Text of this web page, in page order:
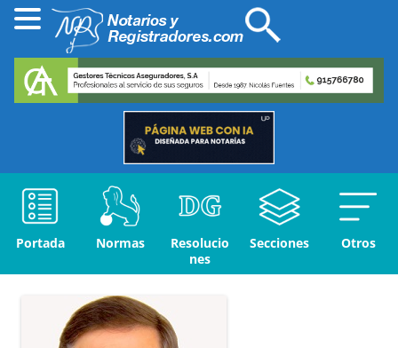
Portada Normas
Resolucio
nes
Secciones Otros